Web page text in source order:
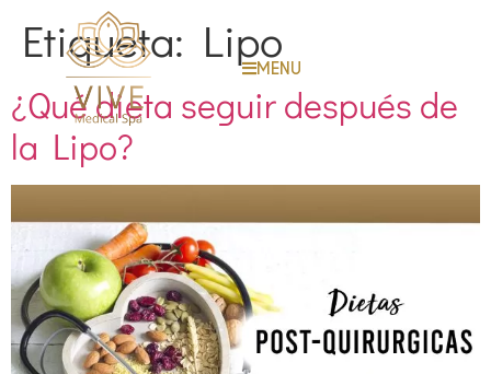
MENU
Etiqueta: Lipo
¿Qué dieta seguir después de
la Lipo?